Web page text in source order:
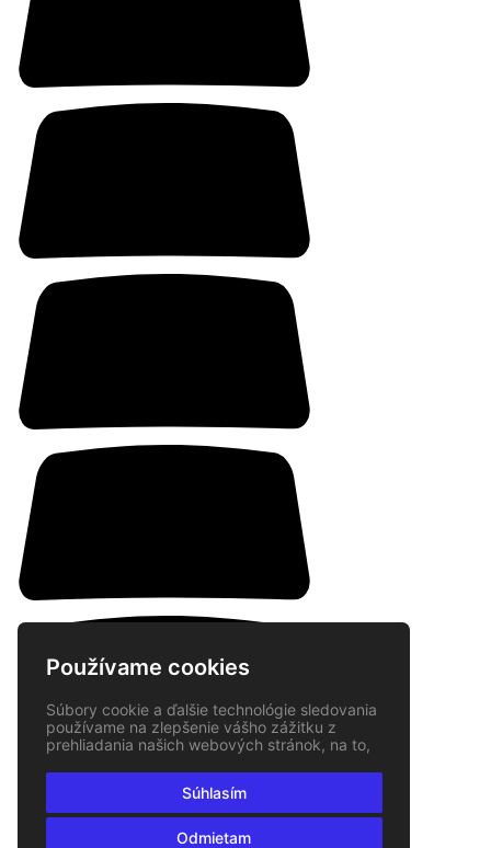
Používame cookies
Súbory cookie a ďalšie technológie sledovania
používame na zlepšenie vášho zážitku z
prehliadania našich webových stránok, na to,
a cielené reklamy, na analýzu návštevnosti
našich webových stránok a na pochopenie
toho, odkiaľ naši návštevníci prichádzajú.
Súhlasím
Odmietam